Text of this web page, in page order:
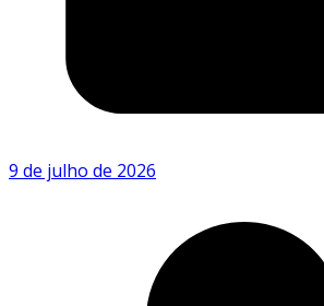
9 de julho de 2026